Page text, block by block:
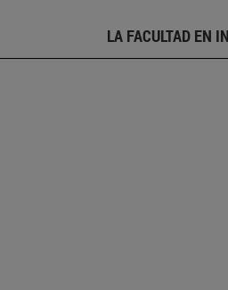
LA FACULTAD EN